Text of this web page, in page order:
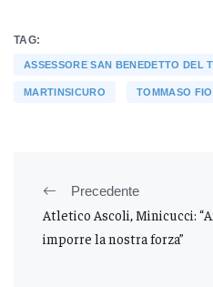
TAG:
ASSESSORE SAN BENEDETTO DEL
MARTINSICURO TOMMASO
Precedente
Atletico Ascoli, Minicucci:
imporre la nostra forza”